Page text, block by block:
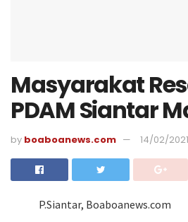
Masyarakat
PDAM Siantar
by boaboanews.com 14/02/2021
P.Siantar, Boaboanews.com